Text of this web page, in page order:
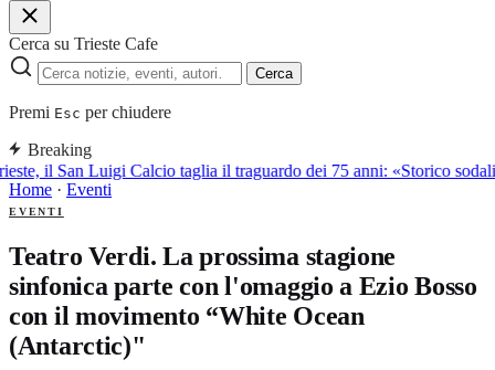
Cerca su Trieste Cafe
Cerca
Premi Esc per chiudere
Breaking
il San Luigi Calcio taglia il traguardo dei 75 anni: «Storico
Home · Eventi
EVENTI
Teatro Verdi. La prossima stagione
sinfonica parte con l'omaggio a Ezio Bosso
con il movimento “White Ocean
(Antarctic)"